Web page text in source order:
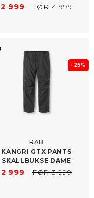
2 999 FØR 4 999
- 25%
RAB
KANGRI GTX PANTS
SKALLBUKSE DAME
2 999 FØR 3 999